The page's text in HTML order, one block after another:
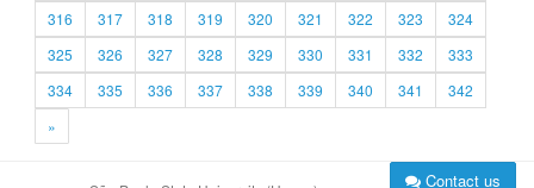
316
317 318 319 320 321 322 323
324
325
326 327 328 329 330 331 332
333
334
335 336 337 338 339 340 341
342
»
Contact us